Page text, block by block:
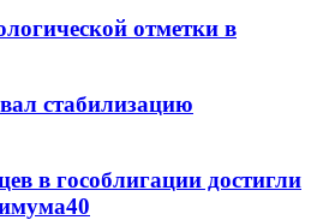
отметки в
стабилизацию
в гособлигации достигли
40